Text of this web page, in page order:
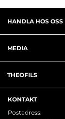
HANDLA HOS OSS
MEDIA
THEOFILS
KONTAKT
Postadress: